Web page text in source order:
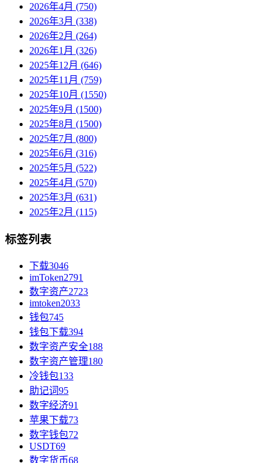
2026年4月 (750)
2026年3月 (338)
2026年2月 (264)
2026年1月 (326)
2025年12月 (646)
2025年11月 (759)
2025年10月 (1550)
2025年9月 (1500)
2025年8月 (1500)
2025年7月 (800)
2025年6月 (316)
2025年5月 (522)
2025年4月 (570)
2025年3月 (631)
2025年2月 (115)
标签列表
下载3046
imToken2791
数字资产2723
imtoken2033
钱包745
钱包下载394
数字资产安全188
数字资产管理180
冷钱包133
助记词95
数字经济91
苹果下载73
数字钱包72
USDT69
数字货币68